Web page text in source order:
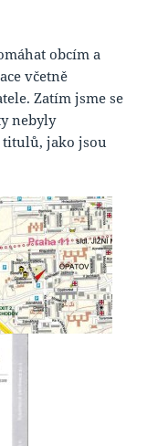
obcím a
včetně
Zatím jsme se
nebyly
titulů, jako jsou